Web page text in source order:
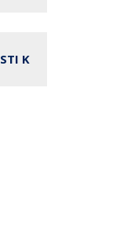
K